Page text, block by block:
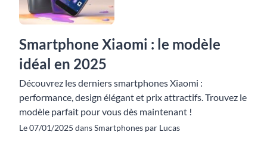
Smartphone Xiaomi : le modèle
idéal en 2025
Découvrez les derniers smartphones Xiaomi :
performance, design élégant et prix attractifs. Trouvez le
modèle parfait pour vous dès maintenant !
Le 07/01/2025 dans Smartphones par Lucas